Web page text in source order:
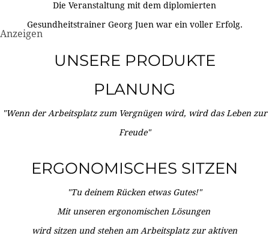
Die Veranstaltung mit dem diplomierten
Gesundheitstrainer Georg Juen war ein voller Erfolg.
Anzeigen
UNSERE PRODUKTE
PLANUNG
"Wenn der Arbeitsplatz zum Vergnügen wird, wird das Leben zur
Freude"
ERGONOMISCHES SITZEN
"Tu deinem Rücken etwas Gutes!"
Mit unseren ergonomischen Lösungen
wird sitzen und stehen am Arbeitsplatz zur aktiven